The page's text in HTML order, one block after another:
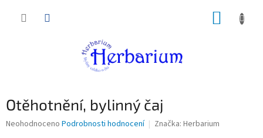
Otěhotnění, bylinný čaj
Průměrné
Neohodnoceno Podrobnosti hodnocení Značka: Herbarium